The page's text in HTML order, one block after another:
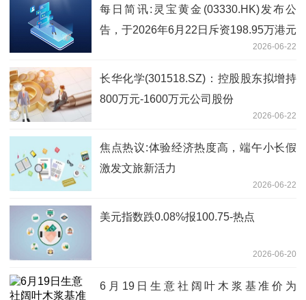
每日简讯:灵宝黄金(03330.HK)发布公
告，于2026年6月22日斥资198.95万港元
2026-06-22
长华化学(301518.SZ)：控股股东拟增持
800万元-1600万元公司股份
2026-06-22
焦点热议:体验经济热度高，端午小长假
激发文旅新活力
2026-06-22
美元指数跌0.08%报100.75-热点
2026-06-20
6月19日生意社阔叶木浆基准价为